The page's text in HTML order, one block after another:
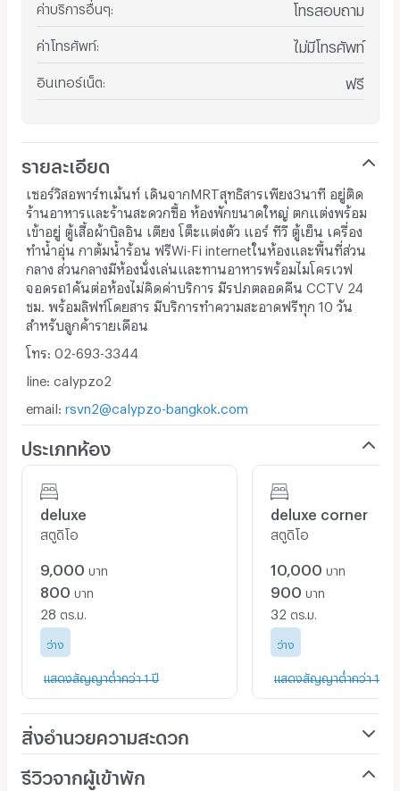
ค่าบริการอื่นๆ โทรสอบถาม
ค่าโทรศัพท์: ไม่มีโทรศัพท์
อินเทอร์เน็ต ฟรี
รายละเอียด
เซอร์วิสอพาร์ทเม้นท์ เดินจากMRTสุทธิสารเพียง3นาที อยู่ติด
ร้านอาหารและร้านสะดวกซื้อ ห้องพักขนาดใหญ่ ตกแต่งพร้อม
เข้าอยู่ ตู้เสื้อผ้าบิลอิน เตียง โต็ะแต่งตัว แอร์ ทีวี ตู้เย็น เครื่อง
ทำนํ้าอุ่น กาต้มน้ำร้อน ฟรีWi-Fi internetในห้องและพื้นที่ส่วน
กลาง ส่วนกลางมีห้องนั่งเล่นและทานอาหารพร้อมไมโครเวฟ
จอดรถ1คันต่อห้องไม่คิดค่าบริการ มีรปภตลอดคืน CCTV 24
ชม. พร้อมลิฟท์โดยสาร มีบริการทำความสะอาดฟรีทุก 10 วัน
สำหรับลูกค้ารายเดือน
โทร: 02-693-3344
line: calypzo2
email: rsvn2@calypzo-bangkok.com
ประเภทห้อง
deluxe
สตูดิโอ
9,000 บาท
800 บาท
28 ตร.ม.
ว่าง
แสดงสัญญาต่ำกว่า 1 ปี
deluxe corner
สตูดิโอ
10,000 บาท
900 บาท
32 ตร.ม.
ว่าง
แสดงสัญญาต่ำกว่า 1 ปี
สิ่งอำนวยความสะดวก
รีวิวจากผู้เข้าพัก